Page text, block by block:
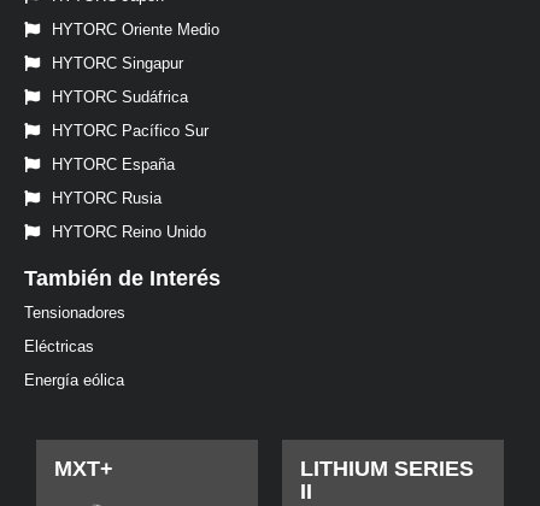
HYTORC Oriente Medio
HYTORC Singapur
HYTORC Sudáfrica
HYTORC Pacífico Sur
HYTORC España
HYTORC Rusia
HYTORC Reino Unido
También de Interés
Tensionadores
Eléctricas
Energía eólica
MXT+
LITHIUM SERIES
II